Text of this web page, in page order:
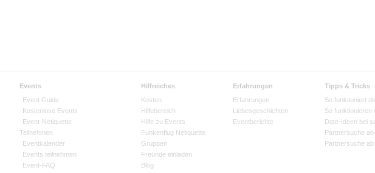
Events
Event Guide
Kostenlose Events
Event-Netiquette
Teilnehmen
Eventkalender
Events teilnehmen
Event-FAQ
Hilfreiches
Kosten
Hilfebereich
Hilfe zu Events
Funkenflug Netiquette
Gruppen
Freunde einladen
Blog
Erfahrungen
Erfahrungen
Liebesgeschichten
Eventberichte
Tipps & Tricks
So funktioniert
So funktionieren
Date-Ideen bei
Partnersuche ab
Partnersuche ab